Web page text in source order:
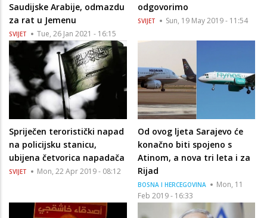
Saudijske Arabije, odmazdu
za rat u Jemenu
SVIJET Tue, 26 Jan 2021 - 16:15
odgovorimo
SVIJET Sun, 19 May 2019 - 11:54
Spriječen teroristički napad
na policijsku stanicu,
ubijena četvorica napadača
SVIJET Mon, 22 Apr 2019 - 08:12
Od ovog ljeta Sarajevo će
konačno biti spojeno s
Atinom, a nova tri leta i za
Rijad
BOSNA I HERCEGOVINA
Mon, 11
Feb 2019 - 16:33